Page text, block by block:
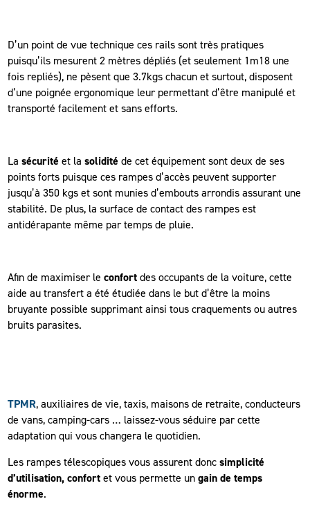
D’un point de vue technique ces rails sont très pratiques
puisqu’ils mesurent 2 mètres dépliés (et seulement 1m18 une
fois repliés), ne pèsent que 3.7kgs chacun et surtout, disposent
d’une poignée ergonomique leur permettant d’être manipulé et
transporté facilement et sans efforts.
La sécurité et la solidité de cet équipement sont deux de ses
points forts puisque ces rampes d’accès peuvent supporter
jusqu’à 350 kgs et sont munies d’embouts arrondis assurant une
stabilité. De plus, la surface de contact des rampes est
antidérapante même par temps de pluie.
Afin de maximiser le confortdes occupants de la voiture, cette
aide au transfert a été étudiée dans le but d’être la moins
bruyante possible supprimant ainsi tous craquements ou autres
bruits parasites.
TPMR, auxiliaires de vie, taxis, maisons de retraite, conducteurs
de vans, camping-cars … laissez-vous séduire par cette
adaptation qui vous changera le quotidien.
Les rampes télescopiques vous assurent doncsimplicité
d’utilisation, confortet vous permette ungain de temps
énorme.